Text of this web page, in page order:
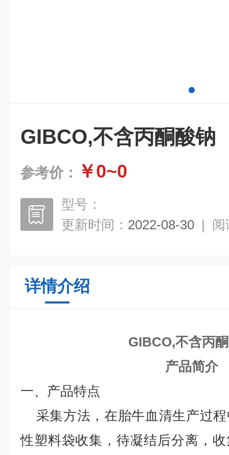
GIBCO,不含丙酮酸钠
参考价： ￥0~0
型号：
更新时间： 2022-08-30 | 阅
详情介绍
GIBCO,不含丙
产品简介
一、产品特点
采集方法，在胎牛血清生产过
性塑料袋收集，待凝结后分离，